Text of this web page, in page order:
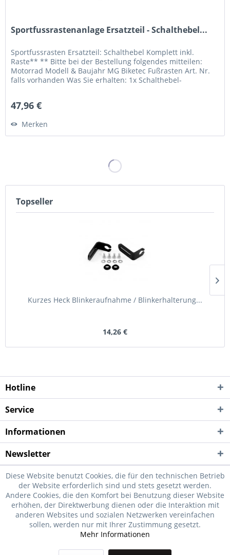
Sportfussrastenanlage Ersatzteil - Schalthebel...
Sportfussrasten Ersatzteil: Schalthebel Komplett inkl.
Raste** ** Bitte bei der Bestellung folgendes mitteilen:
Motorrad Modell & Baujahr MG Biketec Fußrasten Art. Nr.
falls vorhanden Was Sie erhalten: 1x Schalthebel-
47,96 €
Merken
Topseller
Kurzes Heck Blinkeraufnahme / Blinkerhalterung...
14,26 €
Hotline
Service
Informationen
Newsletter
Diese Website benutzt Cookies, die für den technischen Betrieb
der Website erforderlich sind und stets gesetzt werden.
Andere Cookies, die den Komfort bei Benutzung dieser Website
erhöhen, der Direktwerbung dienen oder die Interaktion mit
anderen Websites und sozialen Netzwerken vereinfachen
sollen, werden nur mit Ihrer Zustimmung gesetzt.
Mehr Informationen